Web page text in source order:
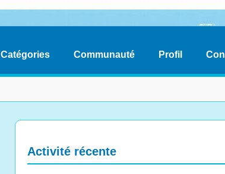
Catégories Communauté Profil
Activité récente